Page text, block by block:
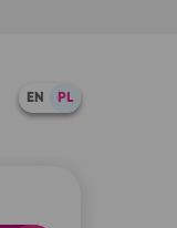
EN PL